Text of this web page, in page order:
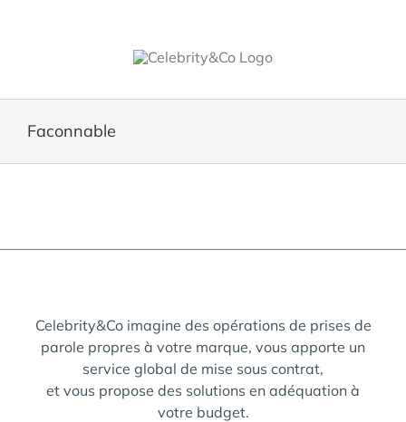
Faconnable
Celebrity&Co imagine des opérations de prises de
parole propres à votre marque, vous apporte un
service global de mise sous contrat,
et vous propose des solutions en adéquation à
votre budget.